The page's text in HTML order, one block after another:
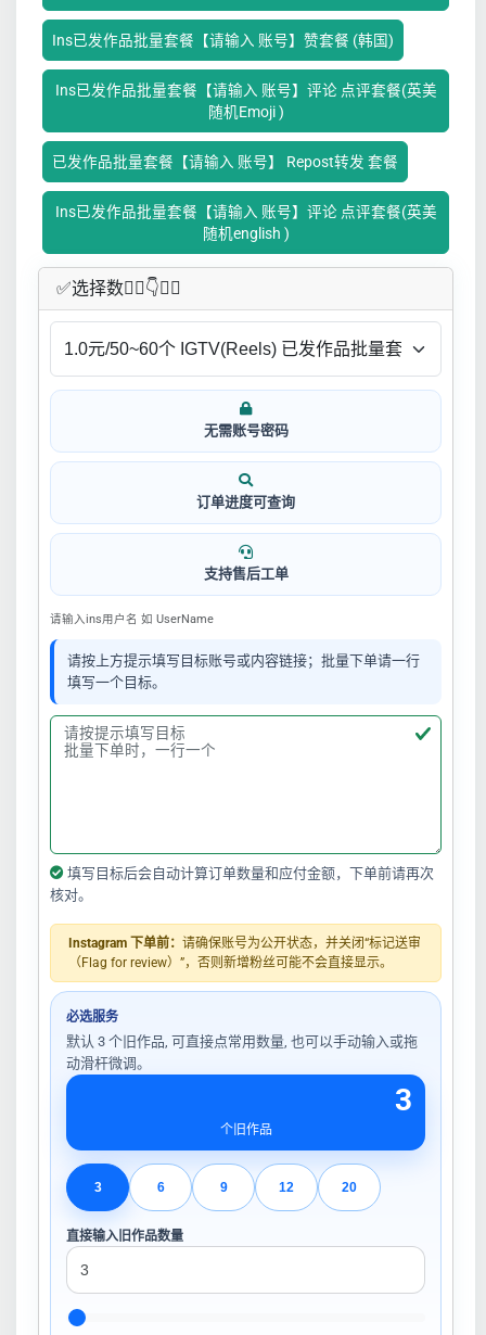
Ins已发作品批量套餐【请输入 账号】赞套餐 (韩国)
Ins已发作品批量套餐【请输入 账号】评论 点评套餐(英美
随机Emoji )
已发作品批量套餐【请输入 账号】 Repost转发 套餐
Ins已发作品批量套餐【请输入 账号】评论 点评套餐(英美
随机english )
✅​选择数👇🏻​​👇👇🏻​​
无需账号密码
订单进度可查询
支持售后工单
请输入ins用户名 如 UserName
请按上方提示填写目标账号或内容链接；批量下单请一行
填写一个目标。
填写目标后会自动计算订单数量和应付金额，下单前请再次
核对。
Instagram 下单前： 请确保账号为公开状态，并关闭“标记送审
（Flag for review）”，否则新增粉丝可能不会直接显示。
必选服务
默认 3 个旧作品, 可直接点常用数量, 也可以手动输入或拖
动滑杆微调。
3
个旧作品
3 6 9 12 20
直接输入旧作品数量